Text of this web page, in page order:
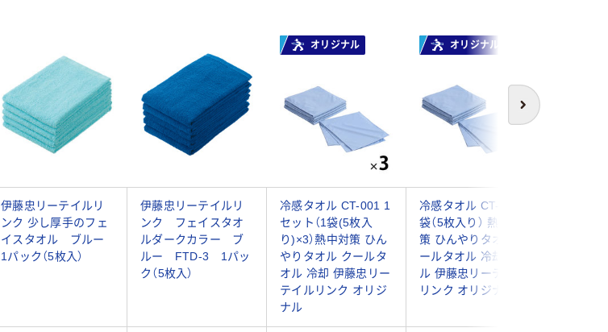
次へ
オリジナル オリジナル
伊藤忠リーテイルリ
ンク 少し厚手のフェ
イスタオル ブルー
1パック（5枚入）
伊藤忠リーテイルリ
ンク フェイスタオ
ルダークカラー ブ
ルー FTD-3 1パッ
ク（5枚入）
冷感タオル CT-001 1
セット（1袋(5枚入
り)×3）熱中対策 ひん
やりタオル クールタ
オル 冷却 伊藤忠リー
テイルリンク オリジ
ナル
冷感タオル CT-001 1
袋（5枚入り） 熱中対
策 ひんやりタオル ク
ールタオル 冷却タオ
ル 伊藤忠リーテイル
リンク オリジナル